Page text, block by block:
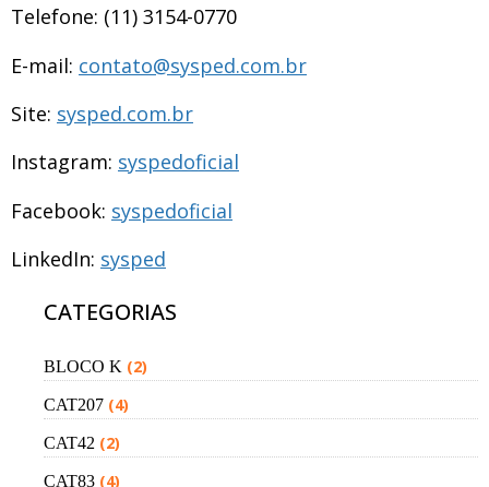
Telefone: (11) 3154-0770
E-mail: contato@sysped.com.br
Site: sysped.com.br
Instagram: syspedoficial
Facebook: syspedoficial
LinkedIn: sysped
CATEGORIAS
BLOCO K (2)
CAT207 (4)
CAT42 (2)
CAT83 (4)